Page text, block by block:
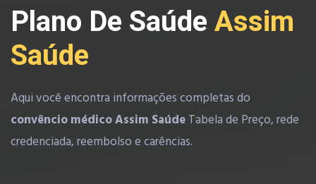
Plano De SaúdeAssim
Saúde
Aqui você encontra informações completas do
convêncio médico Assim Saúde Tabela de Preço, rede
credenciada, reembolso e carências.